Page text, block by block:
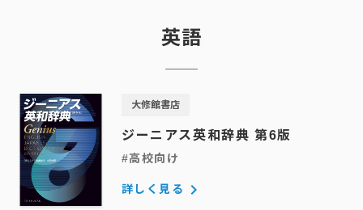
英語
大修館書店
ジーニアス英和辞典 第6版
#高校向け
詳しく見る keyboard_arrow_right